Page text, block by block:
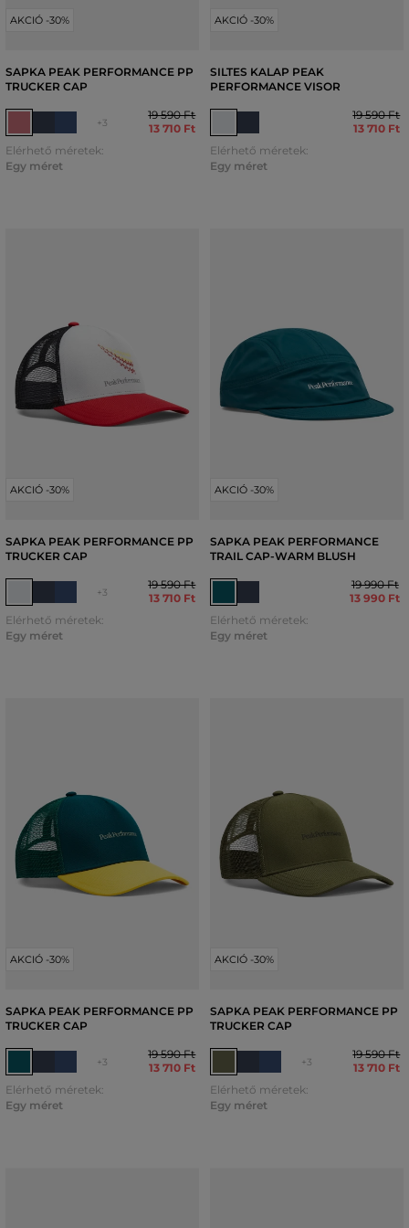
AKCIÓ -30%
SAPKA PEAK PERFORMANCE PP
TRUCKER CAP
+3
19 590 Ft
13 710 Ft
Elérhető méretek:
Egy méret
AKCIÓ -30%
SILTES KALAP PEAK
PERFORMANCE VISOR
19 590 Ft
13 710 Ft
Elérhető méretek:
Egy méret
AKCIÓ -30%
SAPKA PEAK PERFORMANCE PP
TRUCKER CAP
+3
19 590 Ft
13 710 Ft
Elérhető méretek:
Egy méret
AKCIÓ -30%
SAPKA PEAK PERFORMANCE
TRAIL CAP-WARM BLUSH
19 990 Ft
13 990 Ft
Elérhető méretek:
Egy méret
AKCIÓ -30%
SAPKA PEAK PERFORMANCE PP
TRUCKER CAP
+3
19 590 Ft
13 710 Ft
Elérhető méretek:
Egy méret
AKCIÓ -30%
SAPKA PEAK PERFORMANCE PP
TRUCKER CAP
+3
19 590 Ft
13 710 Ft
Elérhető méretek:
Egy méret